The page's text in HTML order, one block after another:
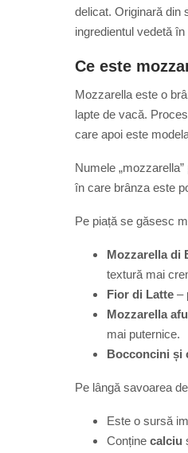
delicat. Originară din
ingredientul vedetă
Ce este
Mozzarella este o
lapte de vacă.
care apoi este
Numele
în care brânza este
Pe piață se găsesc
Mozzarella di
textură mai
Fior di Latte –
Mozzarella
mai puternice.
Bocconcini și
Pe lângă savoarea
Este o sursă
Conține calciu